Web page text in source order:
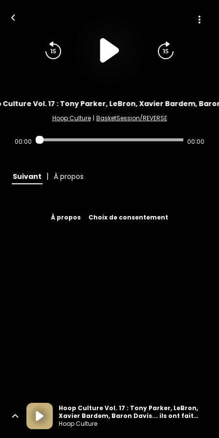
Culture Vol. 17 : Tony Parker, LeBron, Xavier Bardem,
Hoop Culture | BasketSession/REVERSE
00:00 00:00
Suivant | À propos
À propos Choix de consentement
Hoop Culture Vol. 17 : Tony Parker, LeBron,
Xavier Bardem, Baron Davis... ils ont fait
2007
Hoop Culture